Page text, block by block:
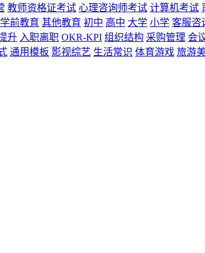
教师资格证考试 心理咨询师考试 计算机考试
学前教育 其他教育 初中 高中 大学 小学 客服咨
升 入职离职 OKR-KPI 组织结构 采购管理 会
通用模板 影视综艺 生活常识 体育游戏 旅游